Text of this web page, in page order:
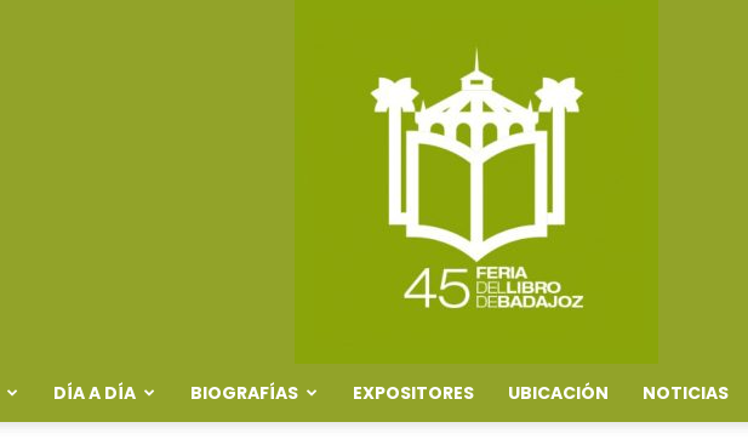
DÍA A DÍA BIOGRAFÍAS EXPOSITORES UBICACIÓN NOTICIAS